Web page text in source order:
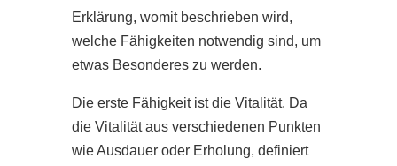
Erklärung, womit beschrieben wird,
welche Fähigkeiten notwendig sind, um
etwas Besonderes zu werden.
Die erste Fähigkeit ist die Vitalität. Da
die Vitalität aus verschiedenen Punkten
wie Ausdauer oder Erholung, definiert